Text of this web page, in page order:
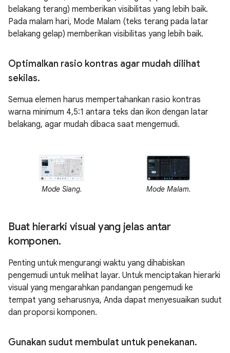
belakang terang) memberikan visibilitas yang lebih baik.
Pada malam hari, Mode Malam (teks terang pada latar
belakang gelap) memberikan visibilitas yang lebih baik.
Optimalkan rasio kontras agar mudah dilihat
sekilas.
Semua elemen harus mempertahankan rasio kontras
warna minimum 4,5:1 antara teks dan ikon dengan latar
belakang, agar mudah dibaca saat mengemudi.
Mode Siang. Mode Malam.
Buat hierarki visual yang jelas antar
komponen.
Penting untuk mengurangi waktu yang dihabiskan
pengemudi untuk melihat layar. Untuk menciptakan hierarki
visual yang mengarahkan pandangan pengemudi ke
tempat yang seharusnya, Anda dapat menyesuaikan sudut
dan proporsi komponen.
Gunakan sudut membulat untuk penekanan.